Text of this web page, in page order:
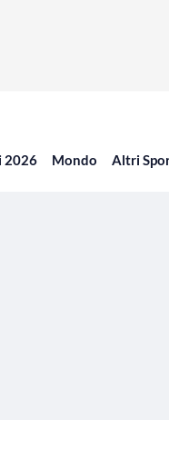
2026 Mondo Altri